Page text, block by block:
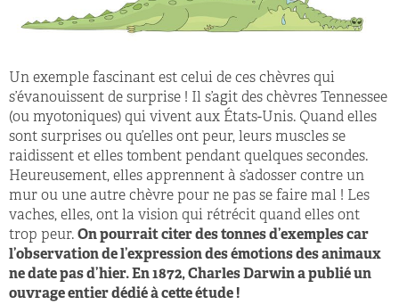
Un exemple fascinant est celui de ces chèvres qui
s’évanouissent de surprise ! Il s’agit des chèvres Tennessee
(ou myotoniques) qui vivent aux États-Unis. Quand elles
sont surprises ou qu’elles ont peur, leurs muscles se
raidissent et elles tombent pendant quelques secondes.
Heureusement, elles apprennent à s’adosser contre un
mur ou une autre chèvre pour ne pas se faire mal ! Les
vaches, elles, ont la vision qui rétrécit quand elles ont
trop peur. On pourrait citer des tonnes d’exemples car
l’observation de l’expression des émotions des animaux
ne date pas d’hier. En 1872, Charles Darwin a publié un
ouvrage entier dédié à cette étude !